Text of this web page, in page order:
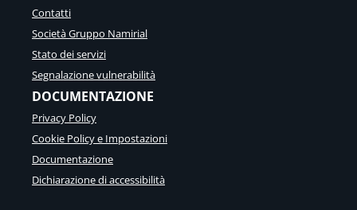
Contatti
Società Gruppo Namirial
Stato dei servizi
Segnalazione vulnerabilità
DOCUMENTAZIONE
Privacy Policy
Cookie Policy e Impostazioni
Documentazione
Dichiarazione di accessibilità